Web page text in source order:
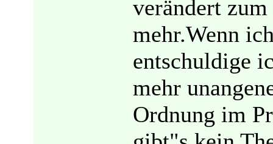
verändert
mehr.Wenn
entschuldige
mehr
Ordnung im